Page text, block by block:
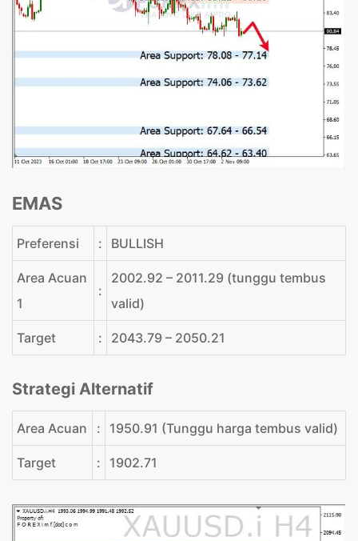
EMAS
Preferensi : BULLISH
Area Acuan
1
:
2002.92 – 2011.29 (tunggu tembus
valid)
Target : 2043.79 – 2050.21
Strategi Alternatif
Area Acuan : 1950.91 (Tunggu harga tembus valid)
Target : 1902.71